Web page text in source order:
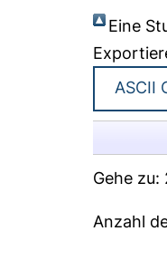
Eine
Gehe zu:
Anzahl